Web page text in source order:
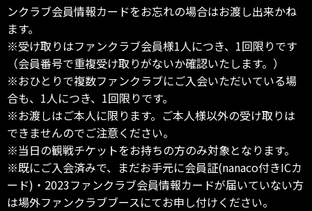
ンクラブ会員情報カードをお忘れの場合はお渡し出来かね
ます。
※受け取りはファンクラブ会員様1人につき、1回限りです
（会員番号で重複受け取りがないか確認いたします。）
※おひとりで複数ファンクラブにご入会いただいている場
合も、1人につき、1回限りです。
※お渡しはご本人に限ります。ご本人様以外の受け取りは
できませんのでご注意ください。
※当日の観戦チケットをお持ちの方のみ対象となります。
※既にご入会済みで、まだお手元に会員証(nanaco付きICカ
ード)・2023ファンクラブ会員情報カードが届いていない方
は場外ファンクラブブースにてお申し付けください。